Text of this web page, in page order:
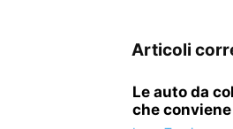
Articoli
Le auto da
che